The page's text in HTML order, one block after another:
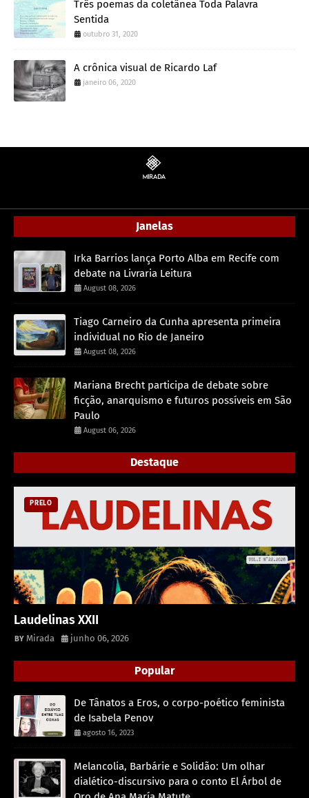
Três poemas da coletânea Toda Palavra
Sentida
outubro 31, 2020
A crônica visual de Ricardo Laf
janeiro 06, 2020
Janelas
Irka Barrios lança Porto Alba em Recife com
debate na Livraria Leitura
August 08, 2026
Tiago Carneiro da Cunha apresenta primeira
individual no Rio de Janeiro
August 08, 2026
Mariana Brecht participa de debate sobre
ficção, anarquismo e futuros possíveis em São
Paulo
August 06, 2026
Destaque
PRELO
Laudelinas XXII
Mirada junho 06, 2026
Popular
De Tânatos a Eros, o corpo-poético feminista
de Isabela Penov
agosto 16, 2023
Melancolia, Barbárie e Solidão: Um olhar
dialético-discursivo para o conto El Árbol de